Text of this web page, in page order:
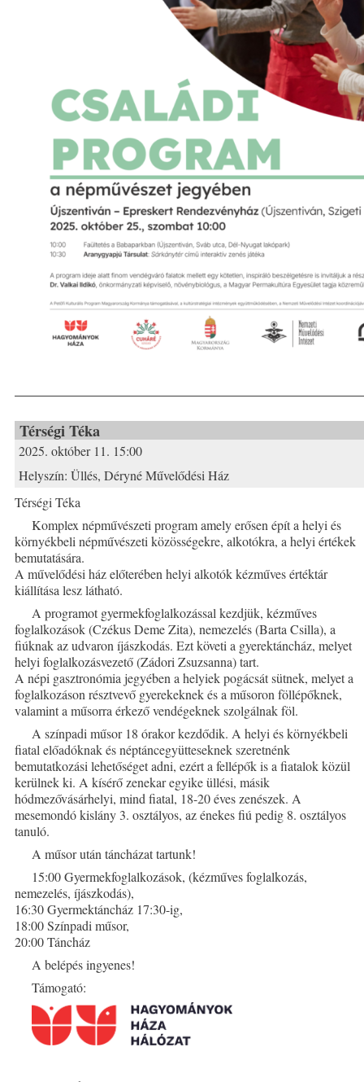
Térségi Téka
2025. október 11. 15:00
Helyszín: Üllés, Déryné Művelődési Ház
Térségi Téka
Komplex népművészeti program amely erősen épít a helyi és
környékbeli népművészeti közösségekre, alkotókra, a helyi értékek
bemutatására.
A művelődési ház előterében helyi alkotók kézműves értéktár
kiállítása lesz látható.
A programot gyermekfoglalkozással kezdjük, kézműves
foglalkozások (Czékus Deme Zita), nemezelés (Barta Csilla), a
fiúknak az udvaron íjászkodás. Ezt követi a gyerektáncház, melyet
helyi foglalkozásvezető (Zádori Zsuzsanna) tart.
A népi gasztronómia jegyében a helyiek pogácsát sütnek, melyet a
foglalkozáson résztvevő gyerekeknek és a műsoron föllépőknek,
valamint a műsorra érkező vendégeknek szolgálnak föl.
A színpadi műsor 18 órakor kezdődik. A helyi és környékbeli
fiatal előadóknak és néptáncegyütteseknek szeretnénk
bemutatkozási lehetőséget adni, ezért a fellépők is a fiatalok közül
kerülnek ki. A kísérő zenekar egyike üllési, másik
hódmezővásárhelyi, mind fiatal, 18-20 éves zenészek. A
mesemondó kislány 3. osztályos, az énekes fiú pedig 8. osztályos
tanuló.
A műsor után táncházat tartunk!
15:00 Gyermekfoglalkozások, (kézműves foglalkozás,
nemezelés, íjászkodás),
16:30 Gyermektáncház 17:30-ig,
18:00 Színpadi műsor,
20:00 Táncház
A belépés ingyenes!
Támogató: